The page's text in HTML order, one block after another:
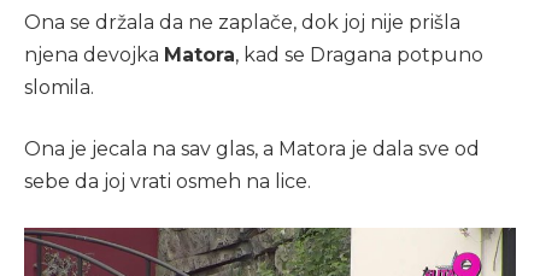
Ona se držala da ne zaplače, dok joj nije prišla
njena devojka Matora, kad se Dragana potpuno
slomila.
Ona je jecala na sav glas, a Matora je dala sve od
sebe da joj vrati osmeh na lice.